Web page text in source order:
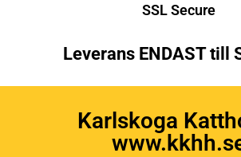
SSL Secure
Leverans ENDAST till
Karlskoga